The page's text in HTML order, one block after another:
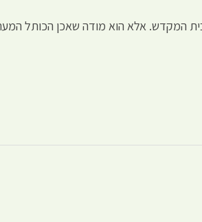
המקדש. אלא הוא מודה שאכן הכותל